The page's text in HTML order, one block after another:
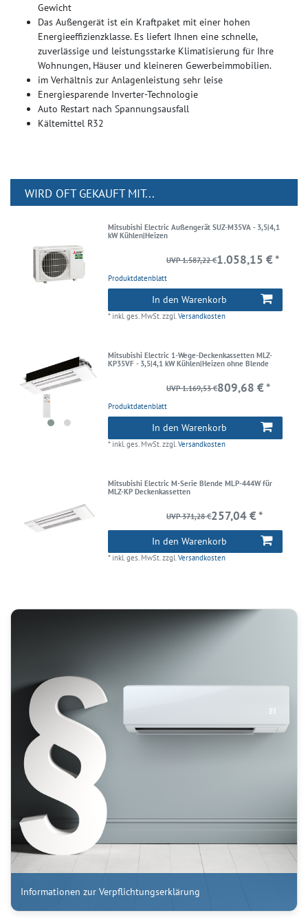
Gewicht
Das Außengerät ist ein Kraftpaket mit einer hohen
Energieeffizienzklasse. Es liefert Ihnen eine schnelle,
zuverlässige und leistungsstarke Klimatisierung für Ihre
Wohnungen, Häuser und kleineren Gewerbeimmobilien.
im Verhältnis zur Anlagenleistung sehr leise
Energiesparende Inverter-Technologie
Auto Restart nach Spannungsausfall
Kältemittel R32
WIRD OFT GEKAUFT MIT...
Mitsubishi Electric Außengerät SUZ-M35VA - 3,5|4,1
kW Kühlen|Heizen
Produktdatenblatt
UVP 1.587,22 €1.058,15 € *
In den Warenkorb
* inkl. ges. MwSt.zzgl.Versandkosten
Mitsubishi Electric 1-Wege-Deckenkassetten MLZ-
KP35VF - 3,5|4,1 kW Kühlen|Heizen ohne Blende
Produktdatenblatt
UVP 1.169,53 €809,68 € *
In den Warenkorb
* inkl. ges. MwSt.zzgl.Versandkosten
Mitsubishi Electric M-Serie Blende MLP-444W für
MLZ-KP Deckenkassetten
UVP 371,28 €257,04 € *
In den Warenkorb
* inkl. ges. MwSt.zzgl.Versandkosten
Informationen zur Verpflichtungserklärung